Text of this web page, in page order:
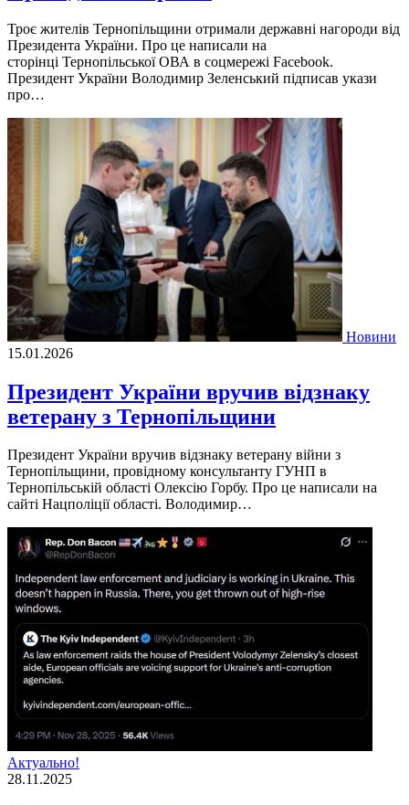
Троє жителів Тернопільщини отримали державні нагороди від
Президента України. Про це написали на
сторінці Тернопільської ОВА в соцмережі Facebook.
Президент України Володимир Зеленський підписав укази
про…
Новини
15.01.2026
Президент України вручив відзнаку
ветерану з Тернопільщини
Президент України вручив відзнаку ветерану війни з
Тернопільщини, провідному консультанту ГУНП в
Тернопільській області Олексію Горбу. Про це написали на
сайті Нацполіції області. Володимир…
Актуально!
28.11.2025